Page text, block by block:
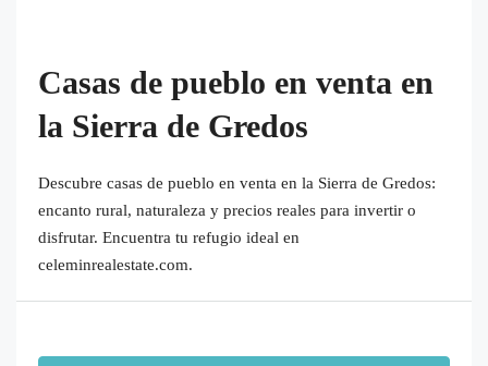
Casas de pueblo en venta en
la Sierra de Gredos
Descubre casas de pueblo en venta en la Sierra de Gredos:
encanto rural, naturaleza y precios reales para invertir o
disfrutar. Encuentra tu refugio ideal en
celeminrealestate.com.